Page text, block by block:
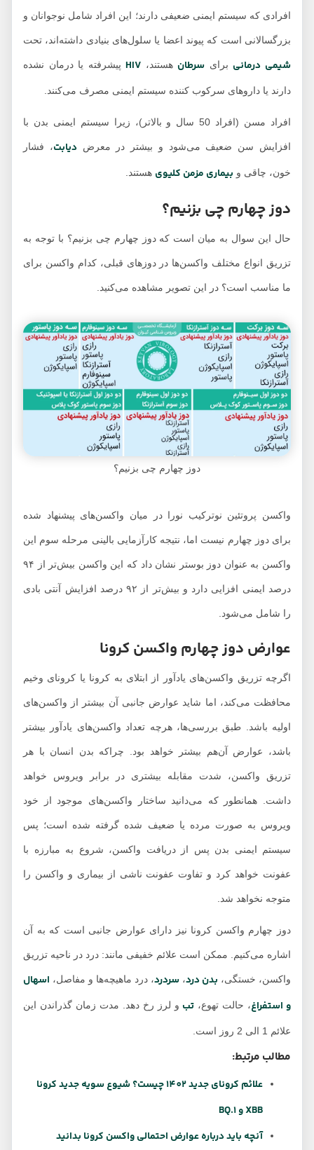
افرادی که سیستم ایمنی ضعیفی دارند؛ این افراد شامل نوجوانان و
بزرگسالانی است که پیوند اعضا یا سلول‌های بنیادی داشته‌اند، تحت
شیمی درمانیبرایسرطانهستند،HIVپیشرفته یا درمان نشده
دارند یا داروهای سرکوب کننده سیستم ایمنی مصرف می‌کنند.
افراد مسن (افراد 50 سال و بالاتر)، زیرا سیستم ایمنی بدن با
افزایش سن ضعیف می‌شود و بیشتر در معرضدیابت، فشار
خون، چاقی وبیماری مزمن کلیویهستند.
دوز چهارم چی بزنیم؟
حال این سوال به میان است که دوز چهارم چی بزنیم؟ با توجه به
تزریق انواع مختلف واکسن‌ها در دوزهای قبلی، کدام واکسن برای
ما مناسب است؟ در این تصویر مشاهده می‌کنید.
دوز چهارم چی بزنیم؟
واکسن پروتئین نوترکیب نورا در میان واکسن‌های پیشنهاد شده
برای دوز چهارم نیست اما، نتیجه کارآزمایی بالینی مرحله سوم این
واکسن به عنوان دوز بوستر نشان داد که این واکسن بیش‌تر از ۹۴
درصد ایمنی افزایی دارد و بیش‌تر از ۹۲ درصد افزایش آنتی بادی
را شامل می‌شود.
عوارض دوز چهارم واکسن کرونا
اگرچه تزریق واکسن‌های یادآور از ابتلای به کرونا یا کرونای وخیم
محافظت می‌کند، اما شاید عوارض‌ جانبی آن بیشتر از واکسن‌‌های
اولیه باشد. طبق بررسی‌ها، هرچه تعداد واکسن‌های یادآور بیشتر
باشد، عوارض آن‌هم بیشتر خواهد بود. چراکه بدن انسان با هر
تزریق واکسن، شدت مقابله بیشتری در برابر ویروس خواهد
داشت. همانطور که می‌دانید ساختار واکسن‌های موجود از خود
ویروس به صورت مرده یا ضعیف شده گرفته شده است؛ پس
سیستم ایمنی بدن پس از دریافت واکسن، شروع به مبارزه با
عفونت خواهد کرد و تفاوت عفونت ناشی از بیماری و واکسن را
متوجه نخواهد شد.
دوز چهارم واکسن کرونا نیز دارای عوارض جانبی است که به آن
اشاره می‌کنیم. ممکن است علائم خفیفی مانند: درد در ناحیه تزریق
واکسن، خستگی،بدن درد، سردرد، درد ماهیچه‌ها و مفاصل،اسهال
و استفراغ، حالت تهوع،تب و لرز رخ دهد. مدت زمان گذراندن این
علائم 1 الی 2 روز است.
مطالب مرتبط:
علائم کرونای جدید 1402 چیست؟ شیوع سویه جدید کرونا
آنچه باید درباره عوارض احتمالی واکسن کرونا بدانید